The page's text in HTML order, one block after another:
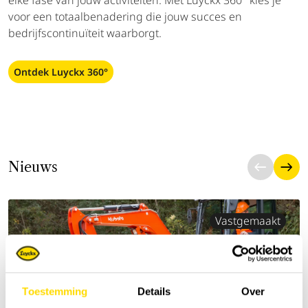
Toestemming Details Over
voor een totaalbenadering die jouw succes en
bedrijfscontinuïteit waarborgt.
Ontdek Luyckx 360°
Nieuws
Vastgemaakt